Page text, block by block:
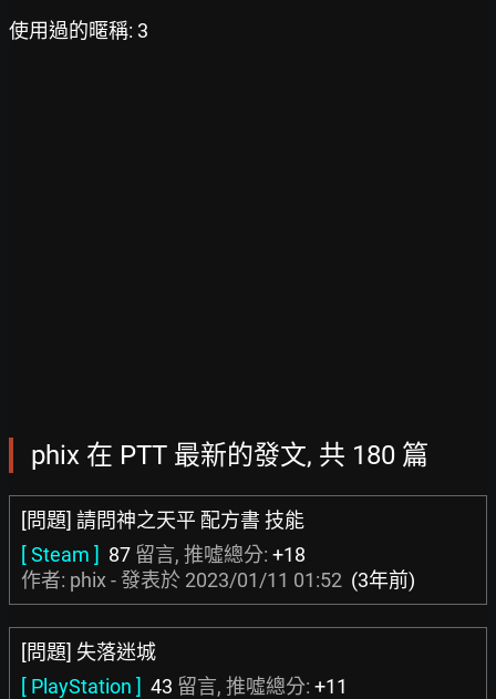
使用過的暱稱: 3
phix 在 PTT 最新的發文, 共 180 篇
[問題] 請問神之天平 配方書 技能
[ Steam ] 87 留言, 推噓總分: +18
作者: phix - 發表於 2023/01/11 01:52 (3年前)
[問題] 失落迷城
[ PlayStation ] 43 留言, 推噓總分: +11